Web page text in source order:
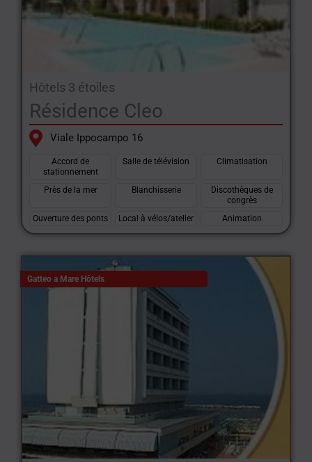
Hôtels 3 étoiles
Résidence Cleo
Viale Ippocampo 16
Accord de
stationnement
Salle de télévision Climatisation
Près de la mer Blanchisserie
Discothèques de
congrès
Ouverture des ponts
Local à vélos/atelier Animation
Gatteo a Mare Hôtels